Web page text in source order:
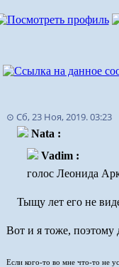
⊙ Сб, 23 Ноя, 2019. 03:23
Nata :
Vadim :
голос Леонида
Тыщу лет его не
Вот и я тоже, поэтому
Если кого-то во мне что-то не